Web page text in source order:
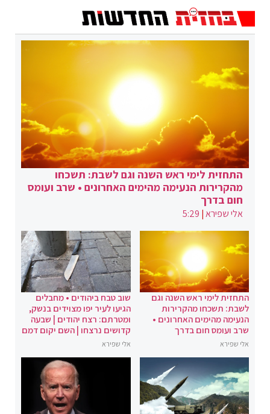
התחזית לימי ראש השנה וגם לשבת: תשכחו
מהקרירות הנעימה מהימים האחרונים • שרב ועומס
חום בדרך
אלי שפירא|
5:29
התחזית לימי ראש השנה וגם
לשבת: תשכחו מהקרירות
הנעימה מהימים האחרונים •
שרב ועומס חום בדרך
אלי שפירא
שוב טבח ביהודים • מחבלים
הגיעו לעיר יפו מצוידים בנשק,
ומטרתם: רצח יהודים | שבעה
קדושים נרצחו | השם יקום דמם
אלי שפירא